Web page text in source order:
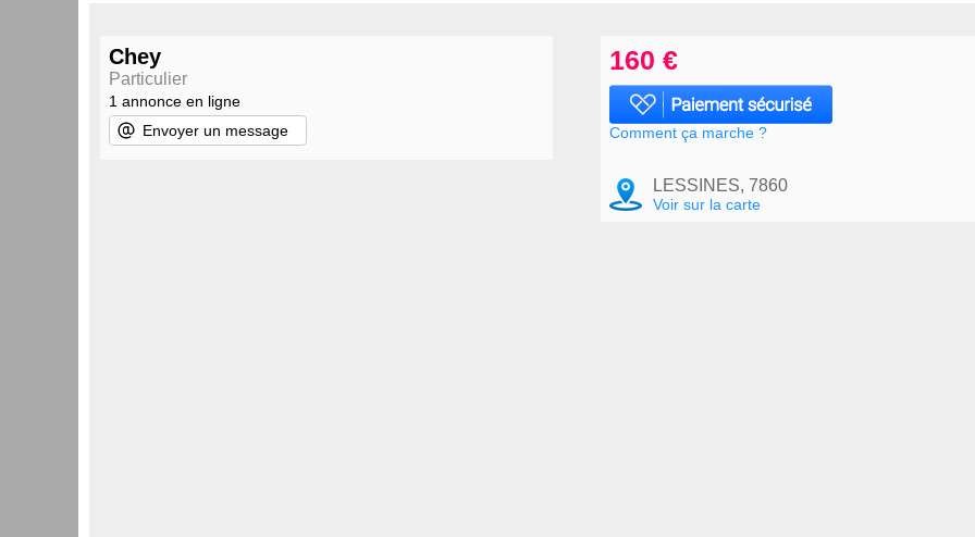
Chey
Particulier
1 annonce en ligne
Envoyer un message
160 €
Comment ça marche ?
LESSINES, 7860
Voir sur la carte